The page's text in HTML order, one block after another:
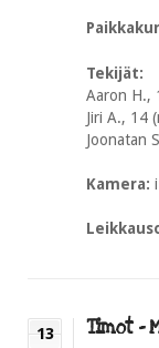
Tekijät:
Aaron H.,
Jiri A., 14
Joonatan
Kamera:
13 Timot –